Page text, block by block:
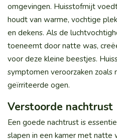
omgevingen. Huisstofmijt
houdt van warme, vochtige
en dekens. Als de
toeneemt door natte was,
voor deze kleine beestjes.
symptomen veroorzaken zoals
geïrriteerde ogen.
Verstoorde nachtrust
Een goede nachtrust is
slapen in een kamer met natte